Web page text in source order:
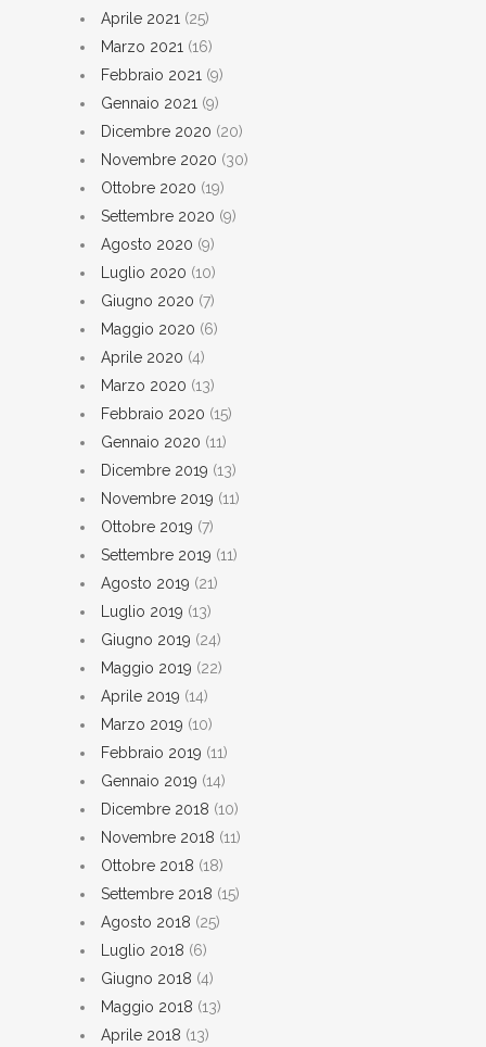
Aprile 2021 (25)
Marzo 2021 (16)
Febbraio 2021 (9)
Gennaio 2021 (9)
Dicembre 2020 (20)
Novembre 2020 (30)
Ottobre 2020 (19)
Settembre 2020 (9)
Agosto 2020 (9)
Luglio 2020 (10)
Giugno 2020 (7)
Maggio 2020 (6)
Aprile 2020 (4)
Marzo 2020 (13)
Febbraio 2020 (15)
Gennaio 2020 (11)
Dicembre 2019 (13)
Novembre 2019 (11)
Ottobre 2019 (7)
Settembre 2019 (11)
Agosto 2019 (21)
Luglio 2019 (13)
Giugno 2019 (24)
Maggio 2019 (22)
Aprile 2019 (14)
Marzo 2019 (10)
Febbraio 2019 (11)
Gennaio 2019 (14)
Dicembre 2018 (10)
Novembre 2018 (11)
Ottobre 2018 (18)
Settembre 2018 (15)
Agosto 2018 (25)
Luglio 2018 (6)
Giugno 2018 (4)
Maggio 2018 (13)
Aprile 2018 (13)